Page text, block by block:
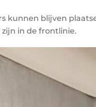
kunnen blijven
in de frontlinie.